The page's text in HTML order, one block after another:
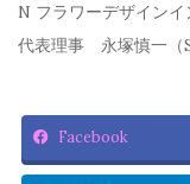
N フラワーデザイン
代表理事 永塚慎一（
Facebook